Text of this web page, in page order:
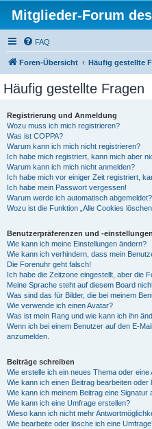
Mitglieder-Forum
FAQ
Foren-Übersicht Häufig gestellte
Häufig gestellte Fragen
Registrierung und Anmeldung
Wozu muss ich mich registrieren?
Was ist COPPA?
Warum kann ich mich nicht registrieren?
Ich habe mich registriert, kann mich aber
Warum kann ich mich nicht anmelden?
Ich habe mich vor einiger Zeit registriert,
Ich habe mein Passwort vergessen!
Warum werde ich automatisch abgemeldet?
Wozu ist die Funktion „Alle Cookies
Benutzerpräferenzen und -einstellungen
Wie kann ich meine Einstellungen ändern?
Wie kann ich verhindern, dass mein
Die Forenuhr geht falsch!
Ich habe die Zeitzone eingestellt, aber die
Meine Sprache steht auf diesem Board
Was sind das für Bilder, die bei meinem
Wie verwende ich einen Avatar?
Was ist mein Rang und wie kann ich ihn
Wenn ich bei einem Benutzer auf den E-
anzumelden.
Beiträge schreiben
Wie erstelle ich ein neues Thema oder eine
Wie kann ich einen Beitrag bearbeiten oder
Wie kann ich meinem Beitrag eine Signatur
Wie kann ich eine Umfrage erstellen?
Wieso kann ich nicht mehr
Wie bearbeite oder lösche ich eine